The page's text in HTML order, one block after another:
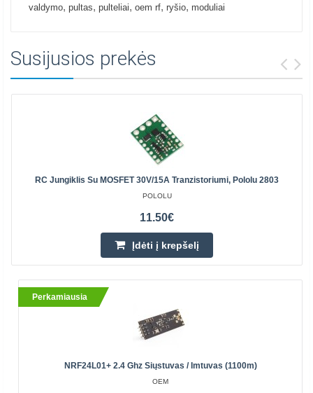
valdymo, pultas, pulteliai, oem rf, ryšio, moduliai
Susijusios prekės
RC Jungiklis Su MOSFET 30V/15A Tranzistoriumi, Pololu 2803
POLOLU
11.50€
Įdėti į krepšelį
Perkamiausia
NRF24L01+ 2.4 Ghz Siųstuvas / Imtuvas (1100m)
OEM